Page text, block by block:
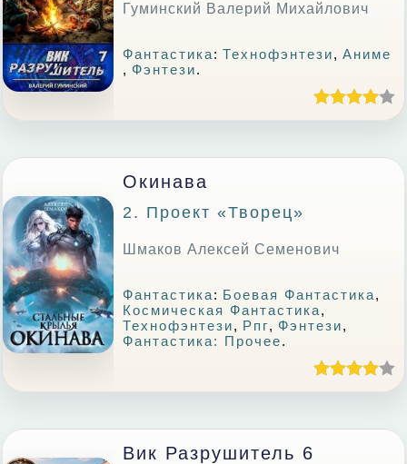
Гуминский Валерий Михайлович
Фантастика:Технофэнтези,Аниме
, Фэнтези.
Окинава
2. Проект «Творец»
Шмаков Алексей Семенович
Фантастика: Боевая Фантастика,
Космическая Фантастика,
Технофэнтези, Рпг, Фэнтези,
Фантастика: Прочее.
Вик Разрушитель 6